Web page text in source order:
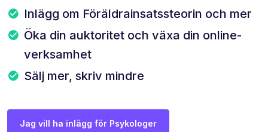
Inlägg om Föräldrainsatssteorin och mer
Öka din auktoritet och växa din online-
verksamhet
Sälj mer, skriv mindre
Jag vill ha inlägg för Psykologer